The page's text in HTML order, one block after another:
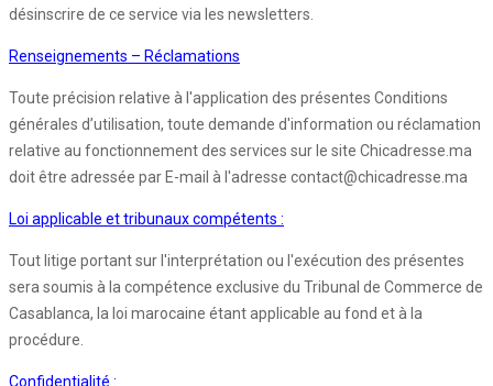
désinscrire de ce service via les newsletters.
Renseignements – Réclamations
Toute précision relative à l'application des présentes Conditions
générales d’utilisation, toute demande d'information ou réclamation
relative au fonctionnement des services sur le site Chicadresse.ma
doit être adressée par E-mail à l'adresse contact@chicadresse.ma
Loi applicable et tribunaux compétents :
Tout litige portant sur l'interprétation ou l'exécution des présentes
sera soumis à la compétence exclusive du Tribunal de Commerce de
Casablanca, la loi marocaine étant applicable au fond et à la
procédure.
Confidentialité :